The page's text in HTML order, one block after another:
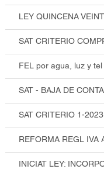
LEY QUINCENA
SAT CRITERIO
FEL por agua, luz y
SAT - BAJA DE
SAT CRITERIO 1-
REFORMA REGL IVA
INICIAT LEY: